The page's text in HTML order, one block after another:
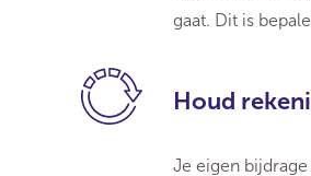
gaat. Dit is
Houd
Je eigen